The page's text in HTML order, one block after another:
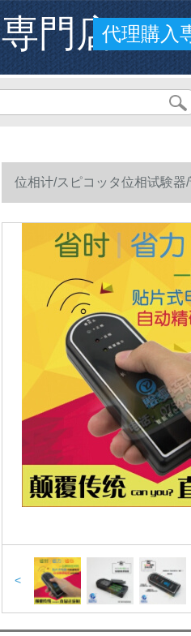
門店代理購入
位相计/スピコッタ位相试験器
<